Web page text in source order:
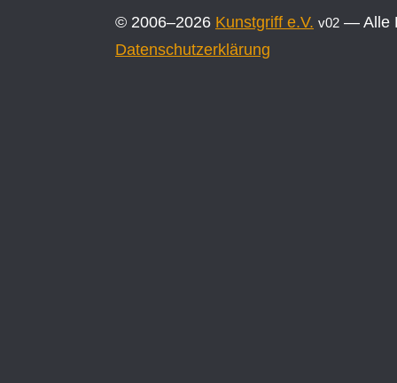
© 2006–2026 Kunstgriff e.V. v02 — Alle
Datenschutzerklärung